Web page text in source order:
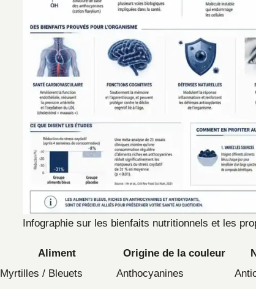
Infographie sur les bienfaits nutritionnels et les
Aliment Origine de la couleur
Myrtilles / Bleuets
Anthocyanines